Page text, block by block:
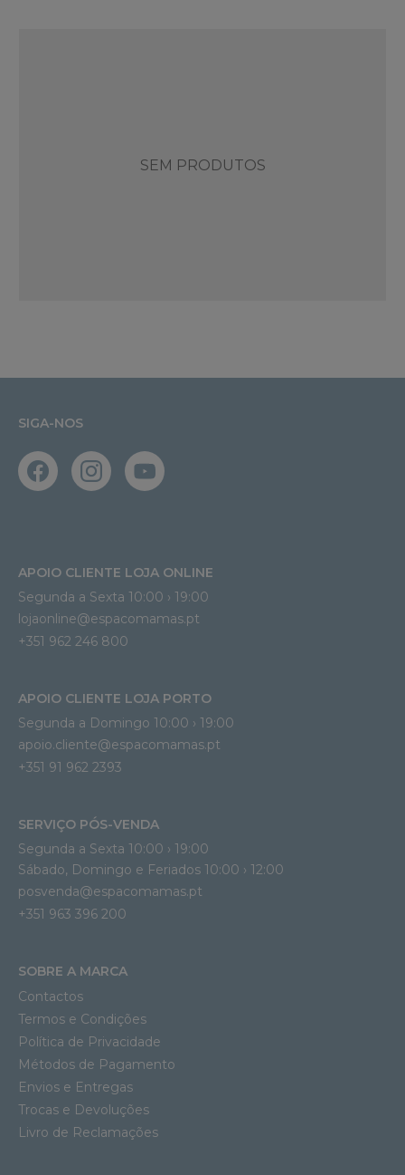
SEM PRODUTOS
SIGA-NOS
APOIO CLIENTE LOJA ONLINE
Segunda a Sexta 10:00 › 19:00
lojaonline@espacomamas.pt
+351 962 246 800
APOIO CLIENTE LOJA PORTO
Segunda a Domingo 10:00 › 19:00
apoio.cliente@espacomamas.pt
+351 91 962 2393
SERVIÇO PÓS-VENDA
Segunda a Sexta 10:00 › 19:00
Sábado, Domingo e Feriados 10:00 › 12:00
posvenda@espacomamas.pt
+351 963 396 200
SOBRE A MARCA
Contactos
Termos e Condições
Política de Privacidade
Métodos de Pagamento
Envios e Entregas
Trocas e Devoluções
Livro de Reclamações